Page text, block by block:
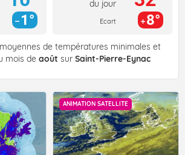
1°
du jour
Ecart 8°
de températures minimales et
mois de août sur Saint-Pierre-Eynac
ANIMATION SATELLITE